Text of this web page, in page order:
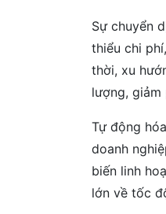
Sự chuyển
thiểu chi
thời, xu
lượng,
Tự động
doanh
biến linh
lớn về tốc